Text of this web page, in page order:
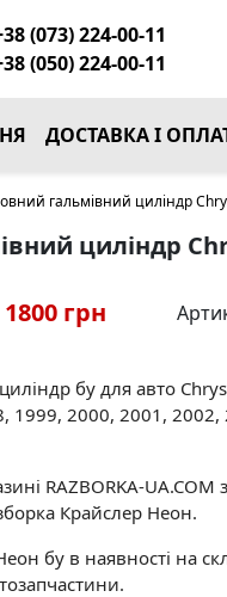
(073) 224-00-11
(050) 224-00-11
ДОСТАВКА І
гальмівний циліндр
циліндр
1800 грн
бу для авто
1999, 2000, 2001, 2002,
RAZBORKA-UA.COM
Крайслер Неон.
бу в наявності на